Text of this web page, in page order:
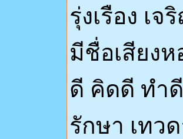
รุ่งเรือง เ
มีชื่อเสียง
ดี คิดดี ทำ
รักษา เทว